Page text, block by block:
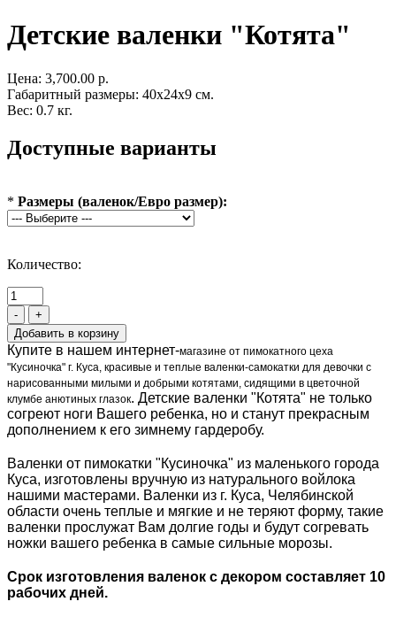
Детские валенки "Котята"
Цена: 3,700.00 р.
Габаритный размеры: 40x24x9 см.
Вес: 0.7 кг.
Доступные варианты
* Размеры (валенок/Евро размер):
Количество:
- +
Купите в нашем интернет-магазине от пимокатного цеха
"Кусиночка" г. Куса, красивые и теплые валенки-самокатки для девочки с
нарисованными милыми и добрыми котятами, сидящими в цветочной
клумбе анютиных глазок. Детские валенки "Котята" не только
согреют ноги Вашего ребенка, но и станут прекрасным
дополнением к его зимнему гардеробу.
Валенки от пимокатки "Кусиночка" из маленького города
Куса, изготовлены вручную из натурального войлока
нашими мастерами. Валенки из г. Куса, Челябинской
области очень теплые и мягкие и не теряют форму, такие
валенки прослужат Вам долгие годы и будут согревать
ножки вашего ребенка в самые сильные морозы.
Срок изготовления валенок с декором составляет 10
рабочих дней.